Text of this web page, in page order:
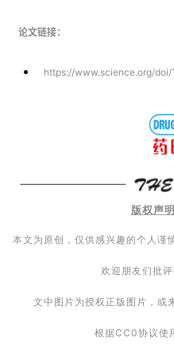
药
代
g
论文链接：
https://www.science.org/doi/
版权声
本文为原创，仅供感兴趣的个人谨
欢迎朋友们批
文中图片为授权正版图片，或
根据CC0协议使